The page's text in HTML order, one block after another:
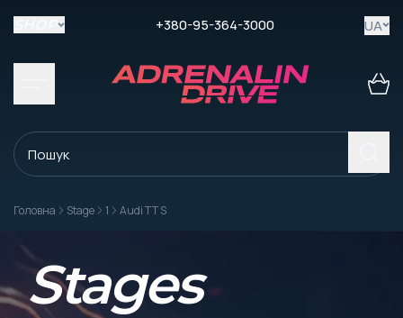
+380-95-364-3000 UA
Головна Stage 1 Audi TT S
Stages